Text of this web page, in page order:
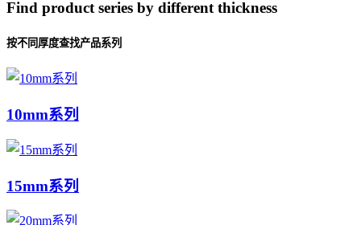
Find product series by different thickness
按不同厚度查找产品系列
10mm系列
15mm系列